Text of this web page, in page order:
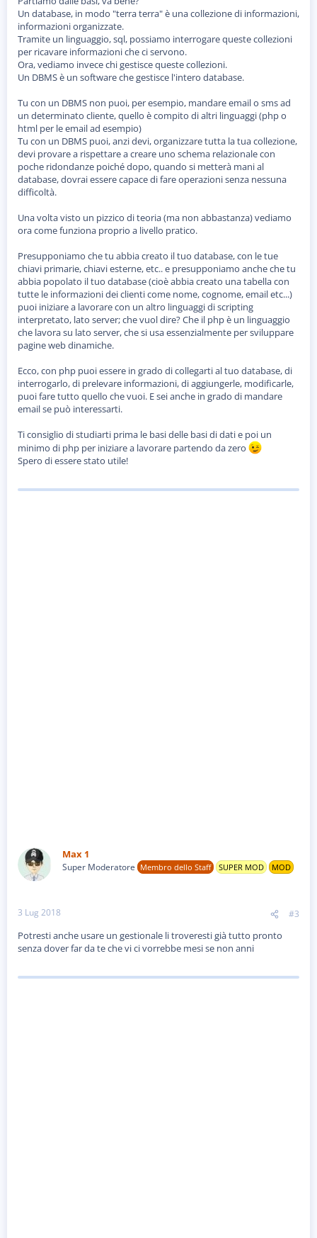
Un database, in modo "terra terra" è una collezione di informazioni,
informazioni organizzate.
Tramite un linguaggio, sql, possiamo interrogare queste collezioni
per ricavare informazioni che ci servono.
Ora, vediamo invece chi gestisce queste collezioni.
Un DBMS è un software che gestisce l'intero database.
Tu con un DBMS non puoi, per esempio, mandare email o sms ad
un determinato cliente, quello è compito di altri linguaggi (php o
html per le email ad esempio)
Tu con un DBMS puoi, anzi devi, organizzare tutta la tua collezione,
devi provare a rispettare a creare uno schema relazionale con
poche ridondanze poiché dopo, quando si metterà mani al
database, dovrai essere capace di fare operazioni senza nessuna
difficoltà.
Una volta visto un pizzico di teoria (ma non abbastanza) vediamo
ora come funziona proprio a livello pratico.
Presupponiamo che tu abbia creato il tuo database, con le tue
chiavi primarie, chiavi esterne, etc.. e presupponiamo anche che tu
abbia popolato il tuo database (cioè abbia creato una tabella con
tutte le informazioni dei clienti come nome, cognome, email etc...)
puoi iniziare a lavorare con un altro linguaggi di scripting
interpretato, lato server; che vuol dire? Che il php è un linguaggio
che lavora su lato server, che si usa essenzialmente per sviluppare
pagine web dinamiche.
Ecco, con php puoi essere in grado di collegarti al tuo database, di
interrogarlo, di prelevare informazioni, di aggiungerle, modificarle,
puoi fare tutto quello che vuoi. E sei anche in grado di mandare
email se può interessarti.
Ti consiglio di studiarti prima le basi delle basi di dati e poi un
minimo di php per iniziare a lavorare partendo da zero
Spero di essere stato utile!
Max 1
Super Moderatore Membro dello Staff SUPER MOD MOD
3 Lug 2018 #3
Potresti anche usare un gestionale li troveresti già tutto pronto
senza dover far da te che vi ci vorrebbe mesi se non anni